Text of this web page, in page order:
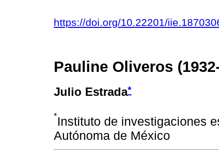
https://doi.org/10.22201/
Pauline Oliveros
Julio Estrada*
*Instituto de investigaciones
Autónoma de México